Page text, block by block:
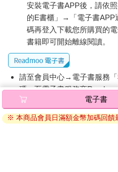
安裝電子書APP後，請依
的E書櫃」→「電子書APP
碼再登入下載您所購買的
書籍即可開始離線閱讀。
請至會員中心→電子書服務
碼』至電子書服務商
退換貨須知：
因版權保護，您在金石堂所
電子書
※ 本商品會員日滿額金幣加碼回饋